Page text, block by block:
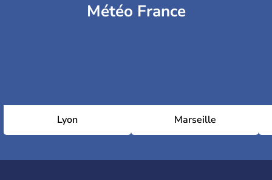
Météo France
Lyon Marseille